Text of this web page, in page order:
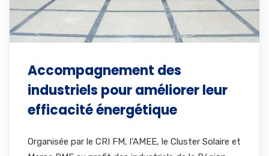
Accompagnement des
industriels pour améliorer leur
efficacité énergétique
Organisée par le CRI FM, l'AMEE, le Cluster Solaire et